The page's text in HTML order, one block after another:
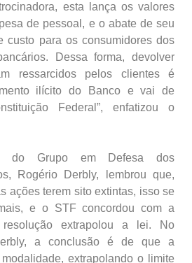
esta lança os valores
de pessoal, e o abate de seu
custo para os consumidores dos
Dessa forma, devolver
ressarcidos pelos clientes é
ilícito do Banco e vai de
Federal”, enfatizou o
do Grupo em Defesa dos
Rogério Derbly, lembrou que,
ações terem sito extintas, isso se
e o STF concordou com a
extrapolou a lei. No
a conclusão é de que a
extrapolando o limite